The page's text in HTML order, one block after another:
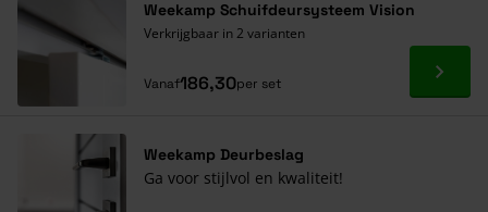
Weekamp Schuifdeursysteem Vision
Verkrijgbaar in 2 varianten
Vanaf186,30per set Ga
Weekamp Deurbeslag
Ga voor stijlvol en kwaliteit!